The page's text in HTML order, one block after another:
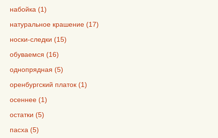
набойка (1)
натуральное крашение (17)
носки-следки (15)
обуваемся (16)
однопрядная (5)
оренбургский платок (1)
осеннее (1)
остатки (5)
пасха (5)